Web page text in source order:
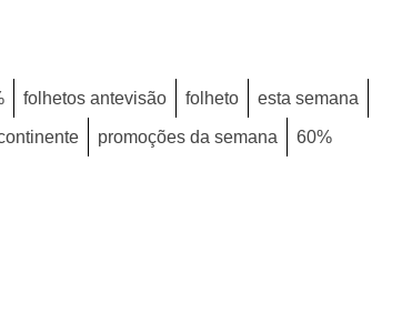
folhetos antevisão folheto
esta semana
promoções da semana 60%